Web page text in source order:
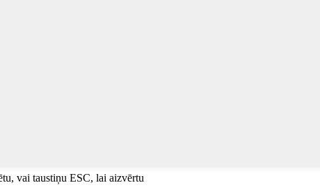
vai taustiņu ESC, lai aizvērtu